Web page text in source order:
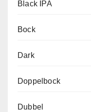
Black IPA
Bock
Dark
Doppelbock
Dubbel